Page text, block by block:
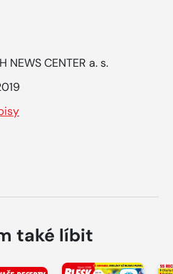
NEWS CENTER a. s.
také líbit